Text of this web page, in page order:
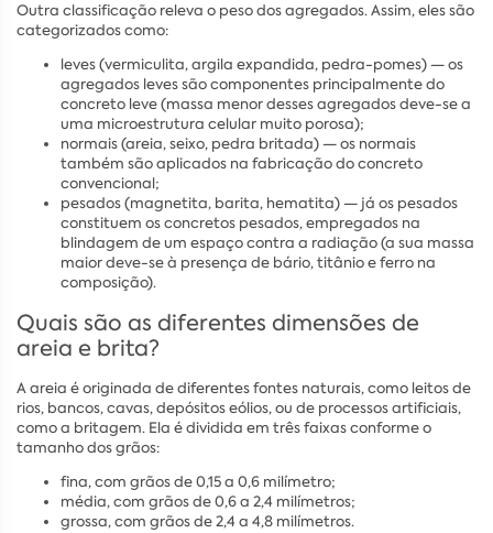
Outra classificação releva o peso dos agregados. Assim, eles são
categorizados como:
leves (vermiculita, argila expandida, pedra-pomes) — os
agregados leves são componentes principalmente do
concreto leve (massa menor desses agregados deve-se a
uma microestrutura celular muito porosa);
normais (areia, seixo, pedra britada) — os normais
também são aplicados na fabricação do concreto
convencional;
pesados (magnetita, barita, hematita) — já os pesados
constituem os concretos pesados, empregados na
blindagem de um espaço contra a radiação (a sua massa
maior deve-se à presença de bário, titânio e ferro na
composição).
Quais são as diferentes dimensões de
areia e brita?
A areia é originada de diferentes fontes naturais, como leitos de
rios, bancos, cavas, depósitos eólios, ou de processos artificiais,
como a britagem. Ela é dividida em três faixas conforme o
tamanho dos grãos:
fina, com grãos de 0,15 a 0,6 milímetro;
média, com grãos de 0,6 a 2,4 milímetros;
grossa, com grãos de 2,4 a 4,8 milímetros.